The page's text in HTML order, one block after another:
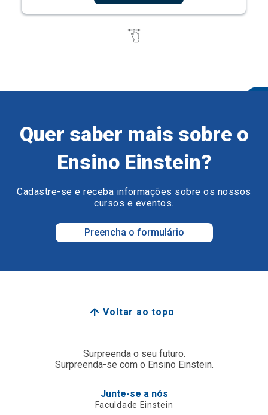
Quer saber mais sobre o
Ensino Einstein?
Cadastre-se e receba informações sobre os nossos
cursos e eventos.
Preencha o formulário
Voltar ao topo
Surpreenda o seu futuro.
Surpreenda-se com o Ensino Einstein.
Junte-se a nós
Faculdade Einstein